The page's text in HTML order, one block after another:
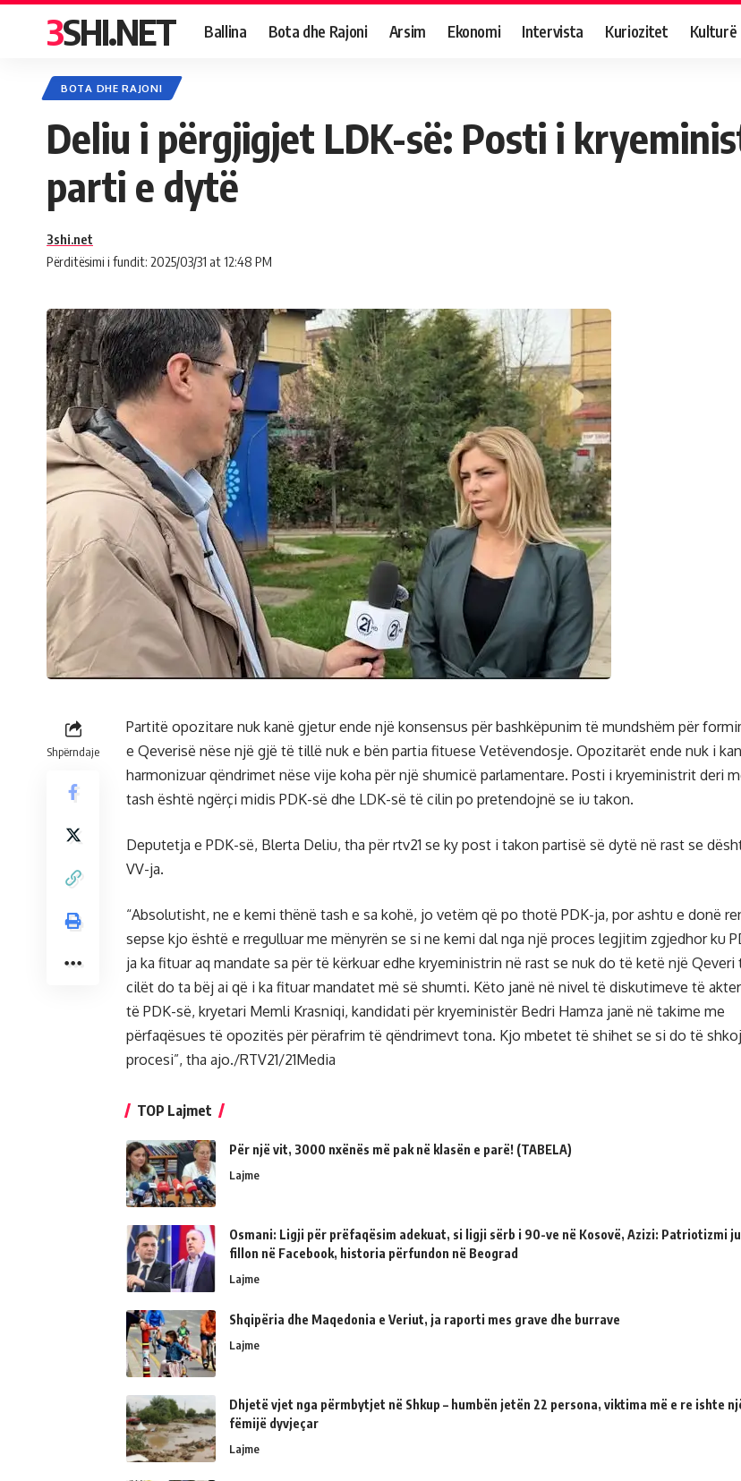
3SHI.NET Ballina Bota dhe Rajoni Arsim Ekonomi Intervista Kuriozitet Kulturë
BOTA DHE RAJONI
Deliu i përgjigjet LDK-së: Posti i
parti e dytë
Përditësimi i fundit: 2025/03/31 at 12:48 PM
3shi.net
Shpërndaje
Partitë opozitare nuk kanë gjetur ende një konsensus për bashkëpunim të mundshëm për
e Qeverisë nëse një gjë të tillë nuk e bën partia fituese Vetëvendosje. Opozitarët ende nuk i
harmonizuar qëndrimet nëse vije koha për një shumicë parlamentare. Posti i kryeministrit deri
tash është ngërçi midis PDK-së dhe LDK-së të cilin po pretendojnë se iu takon.
Deputetja e PDK-së, Blerta Deliu, tha për rtv21 se ky post i takon partisë së dytë në rast se
VV-ja.
“Absolutisht, ne e kemi thënë tash e sa kohë, jo vetëm që po thotë PDK-ja, por ashtu e donë
sepse kjo është e rregulluar me mënyrën se si ne kemi dal nga një proces legjitim zgjedhor ku
ja ka fituar aq mandate sa për të kërkuar edhe kryeministrin në rast se nuk do të ketë një Qeveri
cilët do ta bëj ai që i ka fituar mandatet më së shumti. Këto janë në nivel të diskutimeve të
të PDK-së, kryetari Memli Krasniqi, kandidati për kryeministër Bedri Hamza janë në takime me
përfaqësues të opozitës për përafrim të qëndrimevt tona. Kjo mbetet të shihet se si do të
procesi”, tha ajo./RTV21/21Media
TOP Lajmet
Për një vit, 3000 nxënës më pak në klasën e parë! (TABELA)
Lajme
Osmani: Ligji për prëfaqësim adekuat, si ligji sërb i 90-ve në Kosovë, Azizi: Patriotizmi
fillon në Facebook, historia përfundon në Beograd
Lajme
Shqipëria dhe Maqedonia e Veriut, ja raporti mes grave dhe burrave
Lajme
Dhjetë vjet nga përmbytjet në Shkup – humbën jetën 22 persona, viktima më e re ishte
fëmijë dyvjeçar
Lajme